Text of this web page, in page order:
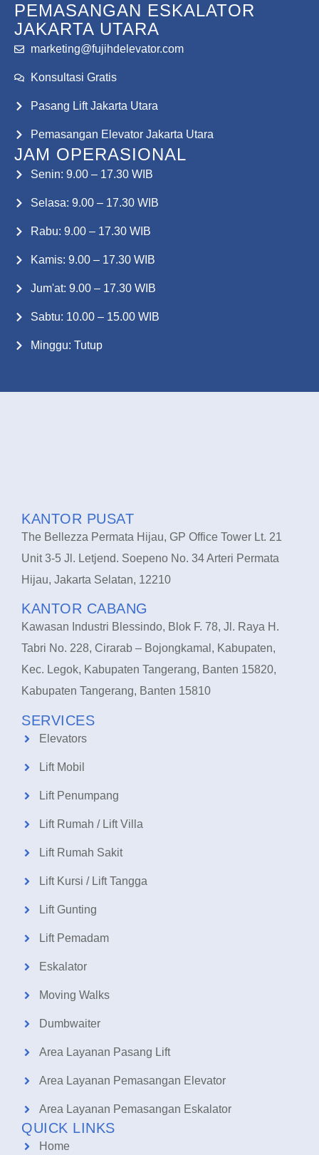
PEMASANGAN ESKALATOR
JAKARTA UTARA
marketing@fujihdelevator.com
Konsultasi Gratis
Pasang Lift Jakarta Utara
Pemasangan Elevator Jakarta Utara
JAM OPERASIONAL
Senin: 9.00 – 17.30 WIB
Selasa: 9.00 – 17.30 WIB
Rabu: 9.00 – 17.30 WIB
Kamis: 9.00 – 17.30 WIB
Jum'at: 9.00 – 17.30 WIB
Sabtu: 10.00 – 15.00 WIB
Minggu: Tutup
KANTOR PUSAT
The Bellezza Permata Hijau, GP Office Tower Lt. 21
Unit 3-5 Jl. Letjend. Soepeno No. 34 Arteri Permata
Hijau, Jakarta Selatan, 12210
KANTOR CABANG
Kawasan Industri Blessindo, Blok F. 78, Jl. Raya H.
Tabri No. 228, Cirarab – Bojongkamal, Kabupaten,
Kec. Legok, Kabupaten Tangerang, Banten 15820,
Kabupaten Tangerang, Banten 15810
SERVICES
Elevators
Lift Mobil
Lift Penumpang
Lift Rumah / Lift Villa
Lift Rumah Sakit
Lift Kursi / Lift Tangga
Lift Gunting
Lift Pemadam
Eskalator
Moving Walks
Dumbwaiter
Area Layanan Pasang Lift
Area Layanan Pemasangan Elevator
Area Layanan Pemasangan Eskalator
QUICK LINKS
Home